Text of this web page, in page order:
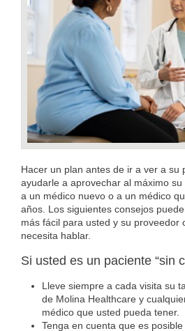
Hacer un plan antes de ir a ver a su
ayudarle a aprovechar al máximo
a un médico nuevo o a un médico
años. Los siguientes consejos
más fácil para usted y su proveedor
necesita hablar.
Si usted es un paciente “sin
Lleve siempre a cada visita su
de Molina Healthcare y
médico que usted pueda tener.
Tenga en cuenta que es